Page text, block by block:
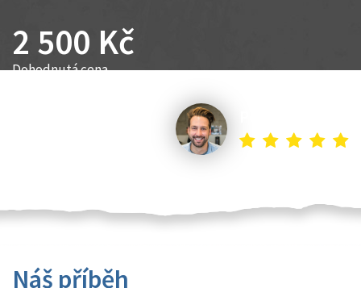
2 500 Kč
Dohodnutá cena
Náš příběh